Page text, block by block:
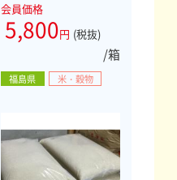
会員価格
5,800円 (税抜)
/箱
福島県 米・穀物